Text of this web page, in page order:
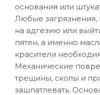
основания или
Любые загрязнения,
на адгезию или
пятен, а именно
красители
Механические
трещины, сколы и
зашпатлевать.